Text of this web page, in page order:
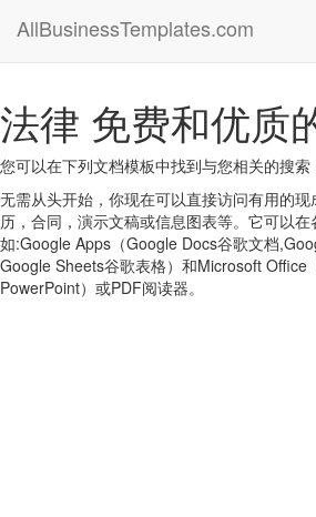
AllBusinessTemplates.com
法律 免费和优质
您可以在下列文档模板中找到与您相关的搜索
无需从头开始，你现在可以直接访问有用的
历，合同，演示文稿或信息图表等。它可以
如:Google Apps（Google Docs谷歌文档
Google Sheets谷歌表格）和Microsoft Office
PowerPoint）或PDF阅读器。